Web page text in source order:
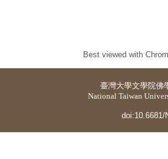
Best viewed with
臺灣大學文學院佛
National Taiwan
doi:10.6681/